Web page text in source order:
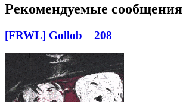
Рекомендуемые сообщения
[FRWL] Gollob 208